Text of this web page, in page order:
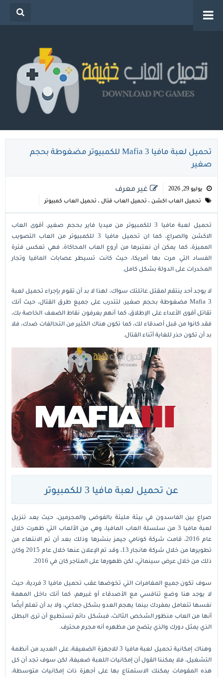
تحميل العاب خفيفة للكمبيوتر من ميديا فاير للاجهزة
الضعيفة
تحميل لعبة مافيا 3 Mafia للكمبيوتر مضغوطة بحجم
صغير
يوليو 29, 2026
تحميل العاب اكشن ، تحميل العاب قتال ، تحميل العاب كمبيوتر
غير معرف
تحميل لعبة مافيا 3 للكمبيوتر من ميديا فاير بحجم صغير، أقوى العاب
الاكشن والصراع، كما ان تحميل مافيا 3 للكمبيوتر من العاب التصويب
المميزة، كما يمكن أن نعتبرها من أروع العاب المحاكاة، فهي تعكس فترة
الفساد التي مرت بها أمريكا، حيث كانت تسيطر عصابات المافيا وتجار
المخدرات على الدولة بشكل كامل.
لا يوجد أحد ينتقم لمقتل عائلتك سواك، لهذا لا بد أن تقوم بإجراء تحميل لعبة
Mafia 3 مضغوطة بحجم صغير، لتتدرب على جميع طرق القتال، حيث أنك
تقاتل أقوى الأعداء على الإطلاق، كما أنهم يعرفون نقاط الضعف الخاصة بك،
فقد كانوا من قبل أصدقاء لك، كما تكون هناك الكثير من التحالفات ضدك، فلا
بد أن تكون حذر للغاية أثناء القتال.
عن تحميل لعبة مافيا 3 للكمبيوتر
صراع بين الفاسدون في بيئة مليئة بالفوضى والمجرمين، حيث يعد تنزيل
لعبة مافيا 3 من سلسلة العاب المافيا، وهي من الألعاب التي ظهرت خلال
عام 2016، قامت شركة كونامي جيمز بنشرها وذلك بعد أن تم الانتهاء من
تطويرها من خلال شركة هانجار 13، وقد تم الإعلان عنها خلال عام 2015 وكان
ذلك من خلال عرض سينمائي، لكن ظهورها على المتاجر كان في 2016.
سوف تكون جميع المغامرات التي تخوضها عقب تحميل مافيا 3 فردية، حيث
لا يوجد هنا وضع تنافسي مع الأصدقاء أو غيرهم، كما أنك داخل المهمة
نفسها تتعامل بمفردك بينما يهجم العدو بشكل جماعي، ولا بد أن تعلم أيضًا
أنها من العاب منظور الشخص الثالث، فبشكل دائم تستطيع أن ترى البطل
الذي يمثل دورك والذي يتضح من مظهره أنه مجرم محترف.
وهناك إمكانية تحميل لعبة مافيا 3 للاجهزة الضعيفة، على العديد من أنظمة
التشغيل، فلا يمكننا القول أن إمكانيات اللعبة ضعيفة، لكن سوف تجد أن كل
هذه المقومات يمكنك الاستمتاع بها على أجهزة ذات إمكانيات متوسطة،